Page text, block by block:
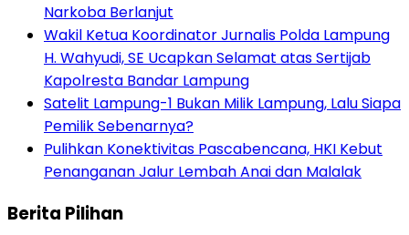
Narkoba Berlanjut
Wakil Ketua Koordinator Jurnalis Polda Lampung
H. Wahyudi, SE Ucapkan Selamat atas Sertijab
Kapolresta Bandar Lampung
Satelit Lampung-1 Bukan Milik Lampung, Lalu Siapa
Pemilik Sebenarnya?
Pulihkan Konektivitas Pascabencana, HKI Kebut
Penanganan Jalur Lembah Anai dan Malalak
Berita Pilihan